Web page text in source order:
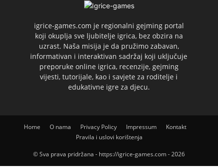
igrice-games.com je regionalni gejming portal
koji okuplja sve ljubitelje igrica, bez obzira na
uzrast. Naša misija je da pružimo zabavan,
informativan i interaktivan sadržaj koji uključuje
preporuke online igrica, recenzije, gejming
vijesti, tutorijale, kao i savjete za roditelje i
edukativne igre za djecu.
Home O nama Privacy Policy Impressum
Kontakt
Pravila i uslovi korištenja
© Sva prava pridržana - https://igrice-games.com - 2026